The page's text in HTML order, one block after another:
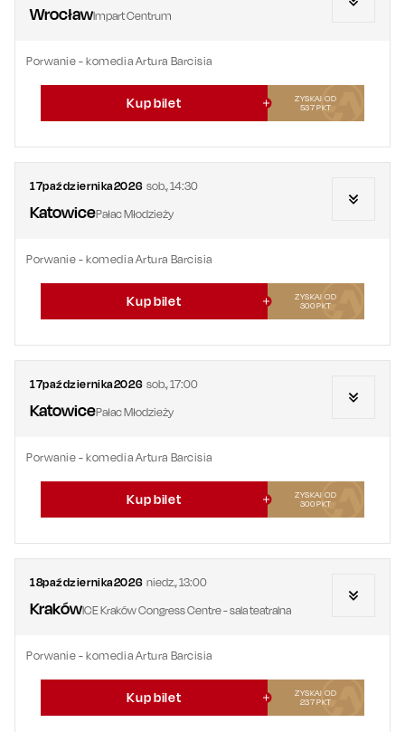
WrocławImpart Centrum
Porwanie - komedia Artura Barcisia
Kup bilet
ZYSKAJ OD
537PKT
17października2026 sob.,14:30
KatowicePałac Młodzieży
Porwanie - komedia Artura Barcisia
Kup bilet
ZYSKAJ OD
300PKT
17października2026 sob.,17:00
KatowicePałac Młodzieży
Porwanie - komedia Artura Barcisia
Kup bilet
ZYSKAJ OD
300PKT
18października2026 niedz.,13:00
KrakówICE Kraków Congress Centre - sala teatralna
Porwanie - komedia Artura Barcisia
Kup bilet
ZYSKAJ OD
237PKT